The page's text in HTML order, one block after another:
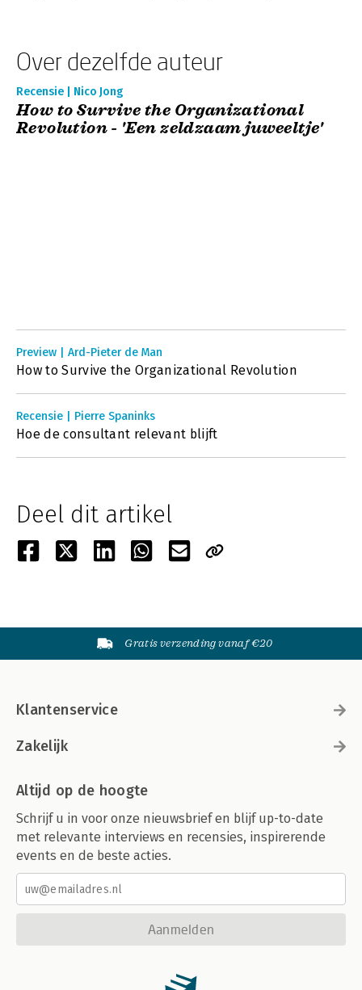
Over dezelfde auteur
Recensie | Nico Jong
How to Survive the Organizational
Revolution - 'Een zeldzaam juweeltje'
Preview | Ard-Pieter de Man
How to Survive the Organizational Revolution
Recensie | Pierre Spaninks
Hoe de consultant relevant blijft
Deel dit artikel
Gratis verzending vanaf €20
Klantenservice
Zakelijk
Altijd op de hoogte
Schrijf u in voor onze nieuwsbrief en blijf up-to-date
met relevante interviews en recensies, inspirerende
events en de beste acties.
Aanmelden